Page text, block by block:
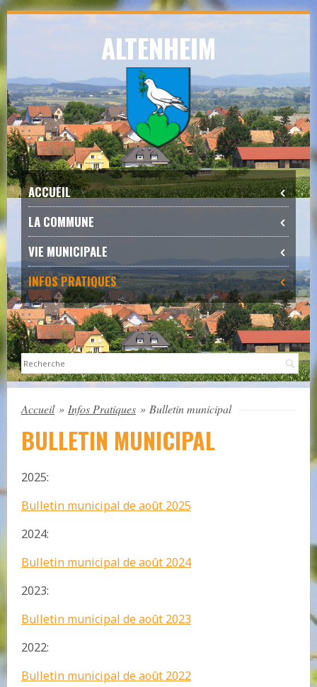
Skip
Skip
to
content
ALTENHEIM
ACCUEIL
LA COMMUNE
VIE MUNICIPALE
INFOS PRATIQUES
Accueil » Infos Pratiques » Bulletin municipal
BULLETIN MUNICIPAL
2025:
Bulletin municipal de août 2025
2024:
Bulletin municipal de août 2024
2023:
Bulletin municipal de août 2023
2022:
Bulletin municipal de août 2022